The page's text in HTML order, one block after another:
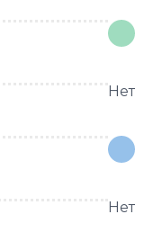
Нет
Нет